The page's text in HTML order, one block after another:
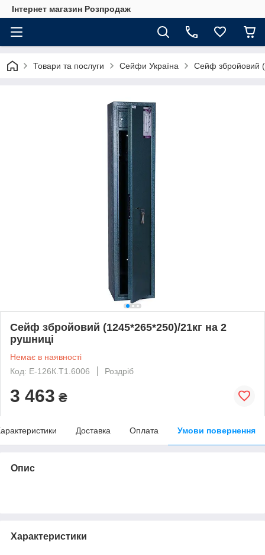
Інтернет магазин Розпродаж
Товари та послуги Сейфи Україна Сейф збройовий
Сейф збройовий (1245*265*250)/21кг на 2
рушниці
Немає в наявності
Код: Е-126К.T1.6006
Роздріб
3 463 ₴
Доставка Оплата Умови повернення
Опис
Характеристики